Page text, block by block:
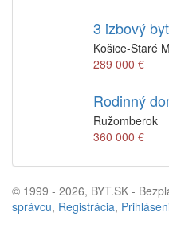
3 izbový
Košice-Staré
289 000 €
Rodinný
Ružomberok
360 000 €
© 1999 - 2026, BYT.SK -
správcu, Registrácia,